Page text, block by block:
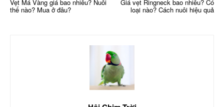
Vẹt Má Vàng giá bao nhiêu? Nuôi
thế nào? Mua ở đâu?
Giá vẹt Ringneck bao nhiêu? Có
loại nào? Cách nuôi hiệu quả